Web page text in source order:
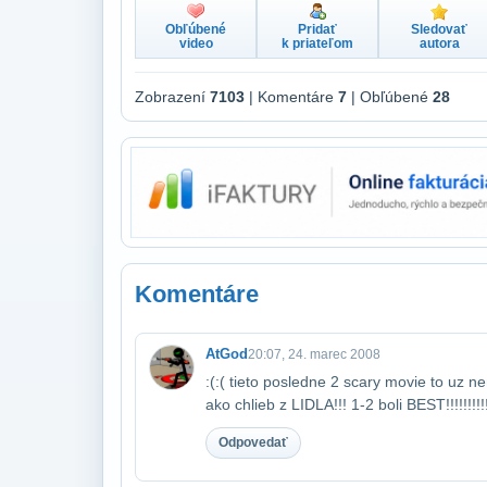
Obľúbené
video
Pridať
k priateľom
Sledovať
autora
Zobrazení 7103 | Komentáre 7 | Obľúbené 28
Komentáre
AtGod20:07, 24. marec 2008
:(:( tieto posledne 2 scary movie to uz
ako chlieb z LIDLA!!! 1-2 boli
Odpovedať